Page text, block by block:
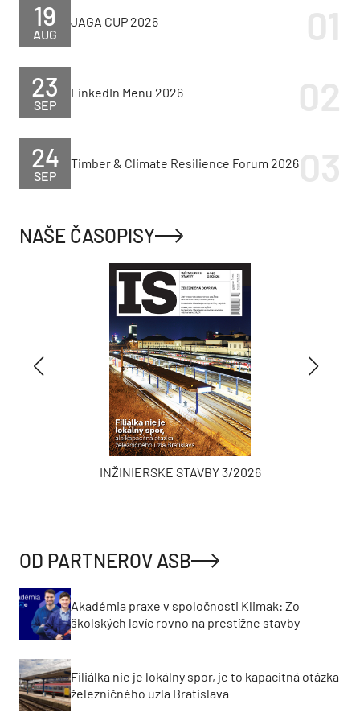
AUG
19 JAGA CUP 2026
SEP
23 LinkedIn Menu 2026
SEP
24 Timber & Climate Resilience Forum 2026
NAŠE ČASOPISY
INŽINIERSKE STAVBY 3/2026
OD PARTNEROV ASB
Akadémia praxe v spoločnosti Klimak: Zo
školských lavíc rovno na prestížne stavby
Filiálka nie je lokálny spor, je to kapacitná otázka
železničného uzla Bratislava